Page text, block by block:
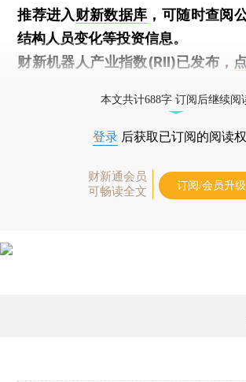
推荐进入财新数据库 ，可随时查阅
结构人员变化等投资信息。
财新机器人产业指数(RII)已发布，
本文共计688字 订阅后继续阅
登录 后获取已订阅的阅读
财新通会员
可畅读全文
订阅/会员升级